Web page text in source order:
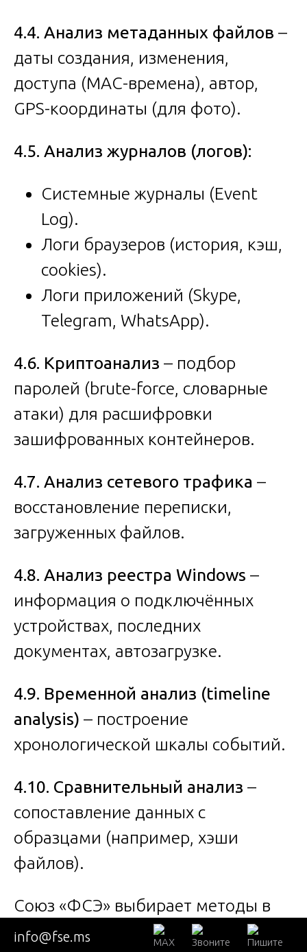
4.4. Анализ метаданных файлов –
даты создания, изменения,
доступа (MAC-времена), автор,
GPS-координаты (для фото).
4.5. Анализ журналов (логов):
Системные журналы (Event
Log).
Логи браузеров (история, кэш,
cookies).
Логи приложений (Skype,
Telegram, WhatsApp).
4.6. Криптоанализ – подбор
паролей (brute-force, словарные
атаки) для расшифровки
зашифрованных контейнеров.
4.7. Анализ сетевого трафика –
восстановление переписки,
загруженных файлов.
4.8. Анализ реестра Windows –
информация о подключённых
устройствах, последних
документах, автозагрузке.
4.9. Временной анализ (timeline
analysis) – построение
хронологической шкалы событий.
4.10. Сравнительный анализ –
сопоставление данных с
образцами (например, хэши
файлов).
Союз «ФСЭ» выбирает методы в
зависимости от носителя и
info@fse.ms